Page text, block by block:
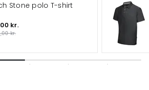
Stone polo T-shirt
kr.
kr.